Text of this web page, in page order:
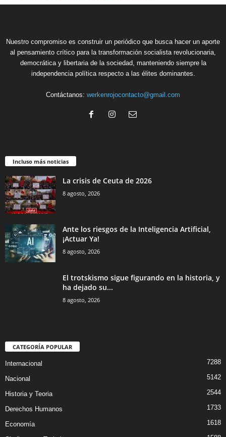
Nuestro compromiso es construir un periódico que busca hacer un aporte
al pensamiento crítico para la transformación socialista revolucionaria,
democrática y libertaria de la sociedad, manteniendo siempre la
independencia política respecto a las élites dominantes.
Contáctanos: werkenrojocontacto@gmail.com
Incluso más noticias
La crisis de Ceuta de 2026
8 agosto, 2026
Ante los riesgos de la Inteligencia Artificial,
¡Actuar Ya!
8 agosto, 2026
El trotskismo sigue figurando en la historia, y
ha dejado su...
8 agosto, 2026
CATEGORÍA POPULAR
Internacional 7288
Nacional 5142
Historia y Teoria 2544
Derechos Humanos 1733
Economía 1618